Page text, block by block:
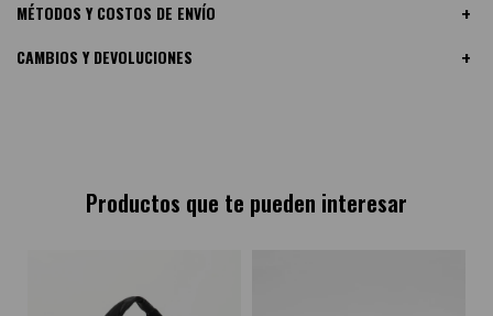
MÉTODOS Y COSTOS DE ENVÍO
CAMBIOS Y DEVOLUCIONES
Productos que te pueden interesar